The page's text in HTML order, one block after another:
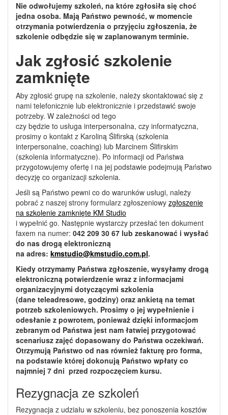
Nie odwołujemy szkoleń, na które zgłosiła się choć
jedna osoba. Mają Państwo pewność, w momencie
otrzymania potwierdzenia o przyjęciu zgłoszenia, że
szkolenie odbędzie się w zaplanowanym terminie.
Jak zgłosić szkolenie
zamknięte
Aby zgłosić grupę na szkolenie, należy skontaktować się z
nami telefonicznie lub elektronicznie i przedstawić swoje
potrzeby. W zależności od tego
czy będzie to usługa interpersonalna, czy informatyczna,
prosimy o kontakt z Karoliną Ślifirską (szkolenia
interpersonalne, coaching) lub Marcinem Ślifirskim
(szkolenia informatyczne). Po informacji od Państwa
przygotowujemy ofertę i na jej podstawie podejmują Państwo
decyzję co organizacji szkolenia.
Jeśli są Państwo pewni co do warunków usługi, należy
pobrać z naszej strony formularz zgłoszeniowy zgłoszenie
na szkolenie zamknięte KM Studio
i wypełnić go. Następnie wystarczy przesłać ten dokument
faxem na numer: 042 209 30 67 lub zeskanować i wysłać
do nas drogą elektroniczną
na adres: kmstudio@kmstudio.com.pl.
Kiedy otrzymamy Państwa zgłoszenie, wysyłamy drogą
elektroniczną potwierdzenie wraz z informacjami
organizacyjnymi dotyczącymi szkolenia
(dane teleadresowe, godziny) oraz ankietą na temat
potrzeb szkoleniowych. Prosimy o jej wypełnienie i
odesłanie z powrotem, ponieważ dzięki informacjom
zebranym od Państwa jest nam łatwiej przygotować
scenariusz zajęć dopasowany do Państwa oczekiwań.
Otrzymują Państwo od nas również fakturę pro forma,
na podstawie której dokonują Państwo wpłaty co
najmniej 7 dni przed rozpoczęciem kursu.
Rezygnacja ze szkoleń
Rezygnacja z udziału w szkoleniu, bez ponoszenia kosztów